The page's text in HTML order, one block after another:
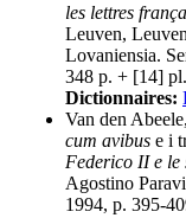
les lettres
Leuven,
Lovaniensia.
348 p. + [14] pl.
Dictionnaires:
Van den
cum avibus e i
Federico II e le
Agostino
1994, p. 395-